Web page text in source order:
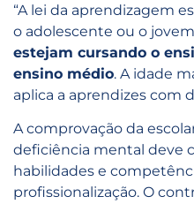
“A lei da aprendizagem
o adolescente ou o
estejam cursando o
ensino médio. A idade
aplica a aprendizes com
A comprovação da
deficiência mental deve
habilidades e
profissionalização. O